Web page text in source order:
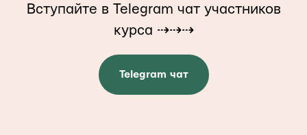
Вступайте в Telegram чат участников
курса ⇢⇢⇢
Telegram чат